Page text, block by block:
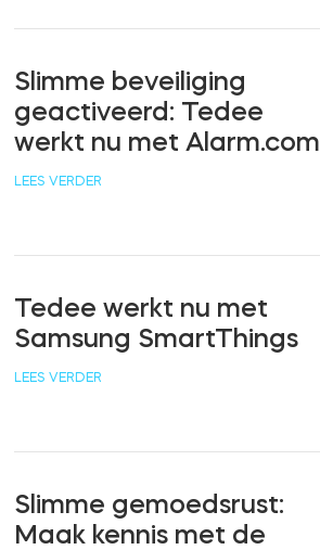
Slimme beveiliging
geactiveerd: Tedee
werkt nu met Alarm.com
LEES VERDER
Tedee werkt nu met
Samsung SmartThings
LEES VERDER
Slimme gemoedsrust:
Maak kennis met de